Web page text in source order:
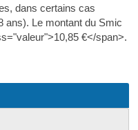
dans certains cas
ans). Le montant du Smic
€</span>.